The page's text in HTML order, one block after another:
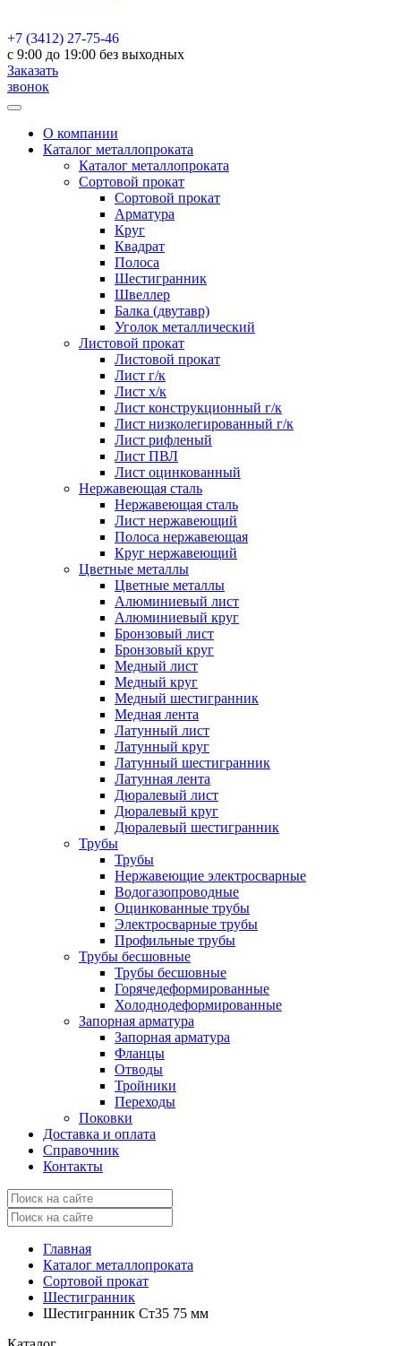
+7 (3412) 27-75-46
c 9:00 до 19:00 без выходных
Заказать
звонок
О компании
Каталог металлопроката
Каталог металлопроката
Сортовой прокат
Сортовой прокат
Арматура
Круг
Квадрат
Полоса
Шестигранник
Швеллер
Балка (двутавр)
Уголок металлический
Листовой прокат
Листовой прокат
Лист г/к
Лист х/к
Лист конструкционный г/к
Лист низколегированный г/к
Лист рифленый
Лист ПВЛ
Лист оцинкованный
Нержавеющая сталь
Нержавеющая сталь
Лист нержавеющий
Полоса нержавеющая
Круг нержавеющий
Цветные металлы
Цветные металлы
Алюминиевый лист
Алюминиевый круг
Бронзовый лист
Бронзовый круг
Медный лист
Медный круг
Медный шестигранник
Медная лента
Латунный лист
Латунный круг
Латунный шестигранник
Латунная лента
Дюралевый лист
Дюралевый круг
Дюралевый шестигранник
Трубы
Трубы
Нержавеющие электросварные
Водогазопроводные
Оцинкованные трубы
Электросварные трубы
Профильные трубы
Трубы бесшовные
Трубы бесшовные
Горячедеформированные
Холоднодеформированные
Запорная арматура
Запорная арматура
Фланцы
Отводы
Тройники
Переходы
Поковки
Доставка и оплата
Справочник
Контакты
Главная
Каталог металлопроката
Сортовой прокат
Шестигранник
Шестигранник Ст35 75 мм